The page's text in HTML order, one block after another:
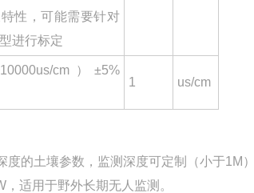
性，可能需要针对
进行标定
cm）±5%
1 us/cm
的土壤参数，监测深度可定制（小于1M）
适用于野外长期无人监测。